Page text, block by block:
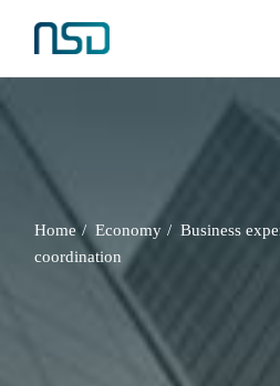
Home Economy
Business
coordination